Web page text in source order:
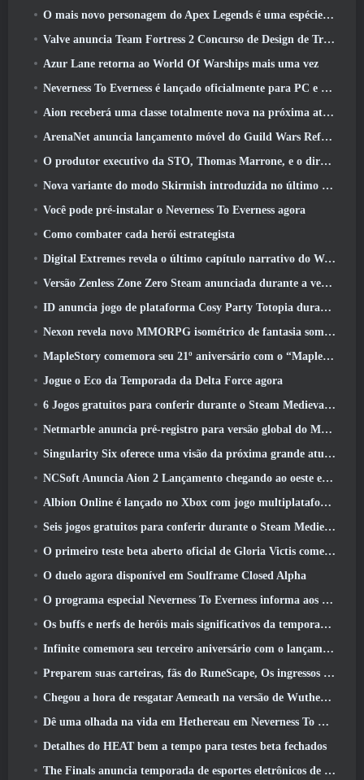
O mais novo personagem do Apex Legends é uma espécie de demônio da velocidade
Valve anuncia Team Fortress 2 Concurso de Design de Troféu ÜBERFEST
Azur Lane retorna ao World Of Warships mais uma vez
Neverness To Everness é lançado oficialmente para PC e consoles
Aion receberá uma classe totalmente nova na próxima atualização do Dread Blade
ArenaNet anuncia lançamento móvel do Guild Wars Reforged
O produtor executivo da STO, Thomas Marrone, e o diretor criativo da Neverwinter, Randy Mosiondz, discutem os jogos e o futuro do Cryptic
Nova variante do modo Skirmish introduzida no último ato de Valorant
Você pode pré-instalar o Neverness To Everness agora
Como combater cada herói estrategista
Digital Extremes revela o último capítulo narrativo do Warframe com novos curtas de anime
Versão Zenless Zone Zero Steam anunciada durante a versão 2.8 Programa Especial
ID anuncia jogo de plataforma Cosy Party Totopia durante o Xbox Showcase, Começa o recrutamento beta
Nexon revela novo MMORPG isométrico de fantasia sombria, Brasas dos sem coroa
MapleStory comemora seu 21º aniversário com o “Maple University Event”
Jogue o Eco da Temporada da Delta Force agora
6 Jogos gratuitos para conferir durante o Steam Medieval Fest
Netmarble anuncia pré-registro para versão global do MMORPG de ficção científica RF Online Next
Singularity Six oferece uma visão da próxima grande atualização de Palia, The Royal Highlands
NCSoft Anuncia Aion 2 Lançamento chegando ao oeste este ano
Albion Online é lançado no Xbox com jogo multiplataforma completo
Seis jogos gratuitos para conferir durante o Steam Medieval Fest
O primeiro teste beta aberto oficial de Gloria Victis começa hoje
O duelo agora disponível em Soulframe Closed Alpha
O programa especial Neverness To Everness informa aos jogadores o que esperar dos lançamentos
Os buffs e nerfs de heróis mais significativos da temporada 7.5
Infinite comemora seu terceiro aniversário com o lançamento do SS12 Lunaria hoje
Preparem suas carteiras, fãs do RuneScape, Os ingressos para o RuneFest estão prestes a ser colocados à venda
Chegou a hora de resgatar Aemeath na versão de Wuthering Waves 3.3 Atualizar
Dê uma olhada na vida em Hethereau em Neverness To Everness, vídeo de pré-visualização do jogo de lançamento
Detalhes do HEAT bem a tempo para testes beta fechados
The Finals anuncia temporada de esportes eletrônicos de US$ 200 mil